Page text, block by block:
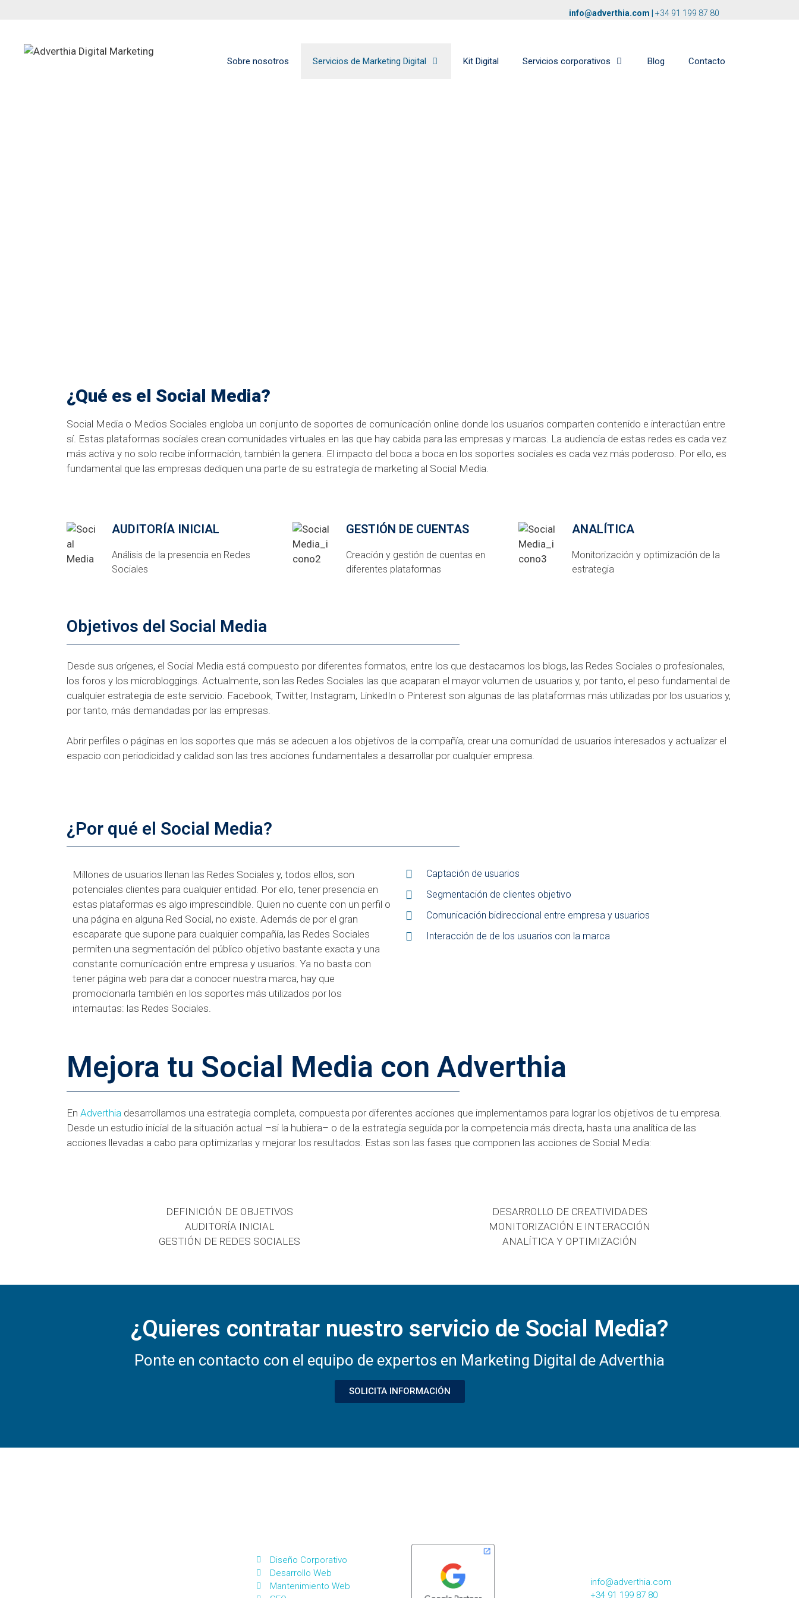
info@adverthia.com +34 91 199 87 80
Sobre nosotros Servicios de Marketing Digital Kit Digital Servicios corporativos Blog Contacto
¿Qué es el Social Media?
Social Media o Medios Sociales engloba un conjunto de soportes de comunicación online donde los usuarios comparten contenido e interactúan entre
sí. Estas plataformas sociales crean comunidades virtuales en las que hay cabida para las empresas y marcas. La audiencia de estas redes es cada vez
más activa y no solo recibe información, también la genera. El impacto del boca a boca en los soportes sociales es cada vez más poderoso. Por ello, es
fundamental que las empresas dediquen una parte de su estrategia de marketing al Social Media.
AUDITORÍA INICIAL
Análisis de la presencia en Redes
Sociales
GESTIÓN DE CUENTAS
Creación y gestión de cuentas en
diferentes plataformas
ANALÍTICA
Monitorización y optimización de la
estrategia
Objetivos del Social Media
Desde sus orígenes, el Social Media está compuesto por diferentes formatos, entre los que destacamos los blogs, las Redes Sociales o profesionales,
los foros y los microbloggings. Actualmente, son las Redes Sociales las que acaparan el mayor volumen de usuarios y, por tanto, el peso fundamental de
cualquier estrategia de este servicio. Facebook, Twitter, Instagram, LinkedIn o Pinterest son algunas de las plataformas más utilizadas por los usuarios y,
por tanto, más demandadas por las empresas.
Abrir perfiles o páginas en los soportes que más se adecuen a los objetivos de la compañía, crear una comunidad de usuarios interesados y actualizar el
espacio con periodicidad y calidad son las tres acciones fundamentales a desarrollar por cualquier empresa.
¿Por qué el Social Media?
Millones de usuarios llenan las Redes Sociales y, todos ellos, son
potenciales clientes para cualquier entidad. Por ello, tener presencia en
estas plataformas es algo imprescindible. Quien no cuente con un perfil o
una página en alguna Red Social, no existe. Además de por el gran
escaparate que supone para cualquier compañía, las Redes Sociales
permiten una segmentación del público objetivo bastante exacta y una
constante comunicación entre empresa y usuarios. Ya no basta con
tener página web para dar a conocer nuestra marca, hay que
promocionarla también en los soportes más utilizados por los
internautas: las Redes Sociales.
Captación de usuarios
Segmentación de clientes objetivo
Comunicación bidireccional entre empresa y usuarios
Interacción de de los usuarios con la marca
Mejora tu Social Media con Adverthia
En Adverthia desarrollamos una estrategia completa, compuesta por diferentes acciones que implementamos para lograr los objetivos de tu empresa.
Desde un estudio inicial de la situación actual –si la hubiera– o de la estrategia seguida por la competencia más directa, hasta una analítica de las
acciones llevadas a cabo para optimizarlas y mejorar los resultados. Estas son las fases que componen las acciones de Social Media:
DEFINICIÓN DE OBJETIVOS
AUDITORÍA INICIAL
GESTIÓN DE REDES SOCIALES
DESARROLLO DE CREATIVIDADES
MONITORIZACIÓN E INTERACCIÓN
ANALÍTICA Y OPTIMIZACIÓN
¿Quieres contratar nuestro servicio de Social Media?
Ponte en contacto con el equipo de expertos en Marketing Digital de Adverthia
SOLICITA INFORMACIÓN
Diseño Corporativo
Desarrollo Web
Mantenimiento Web
info@adverthia.com
+34 91 199 87 80